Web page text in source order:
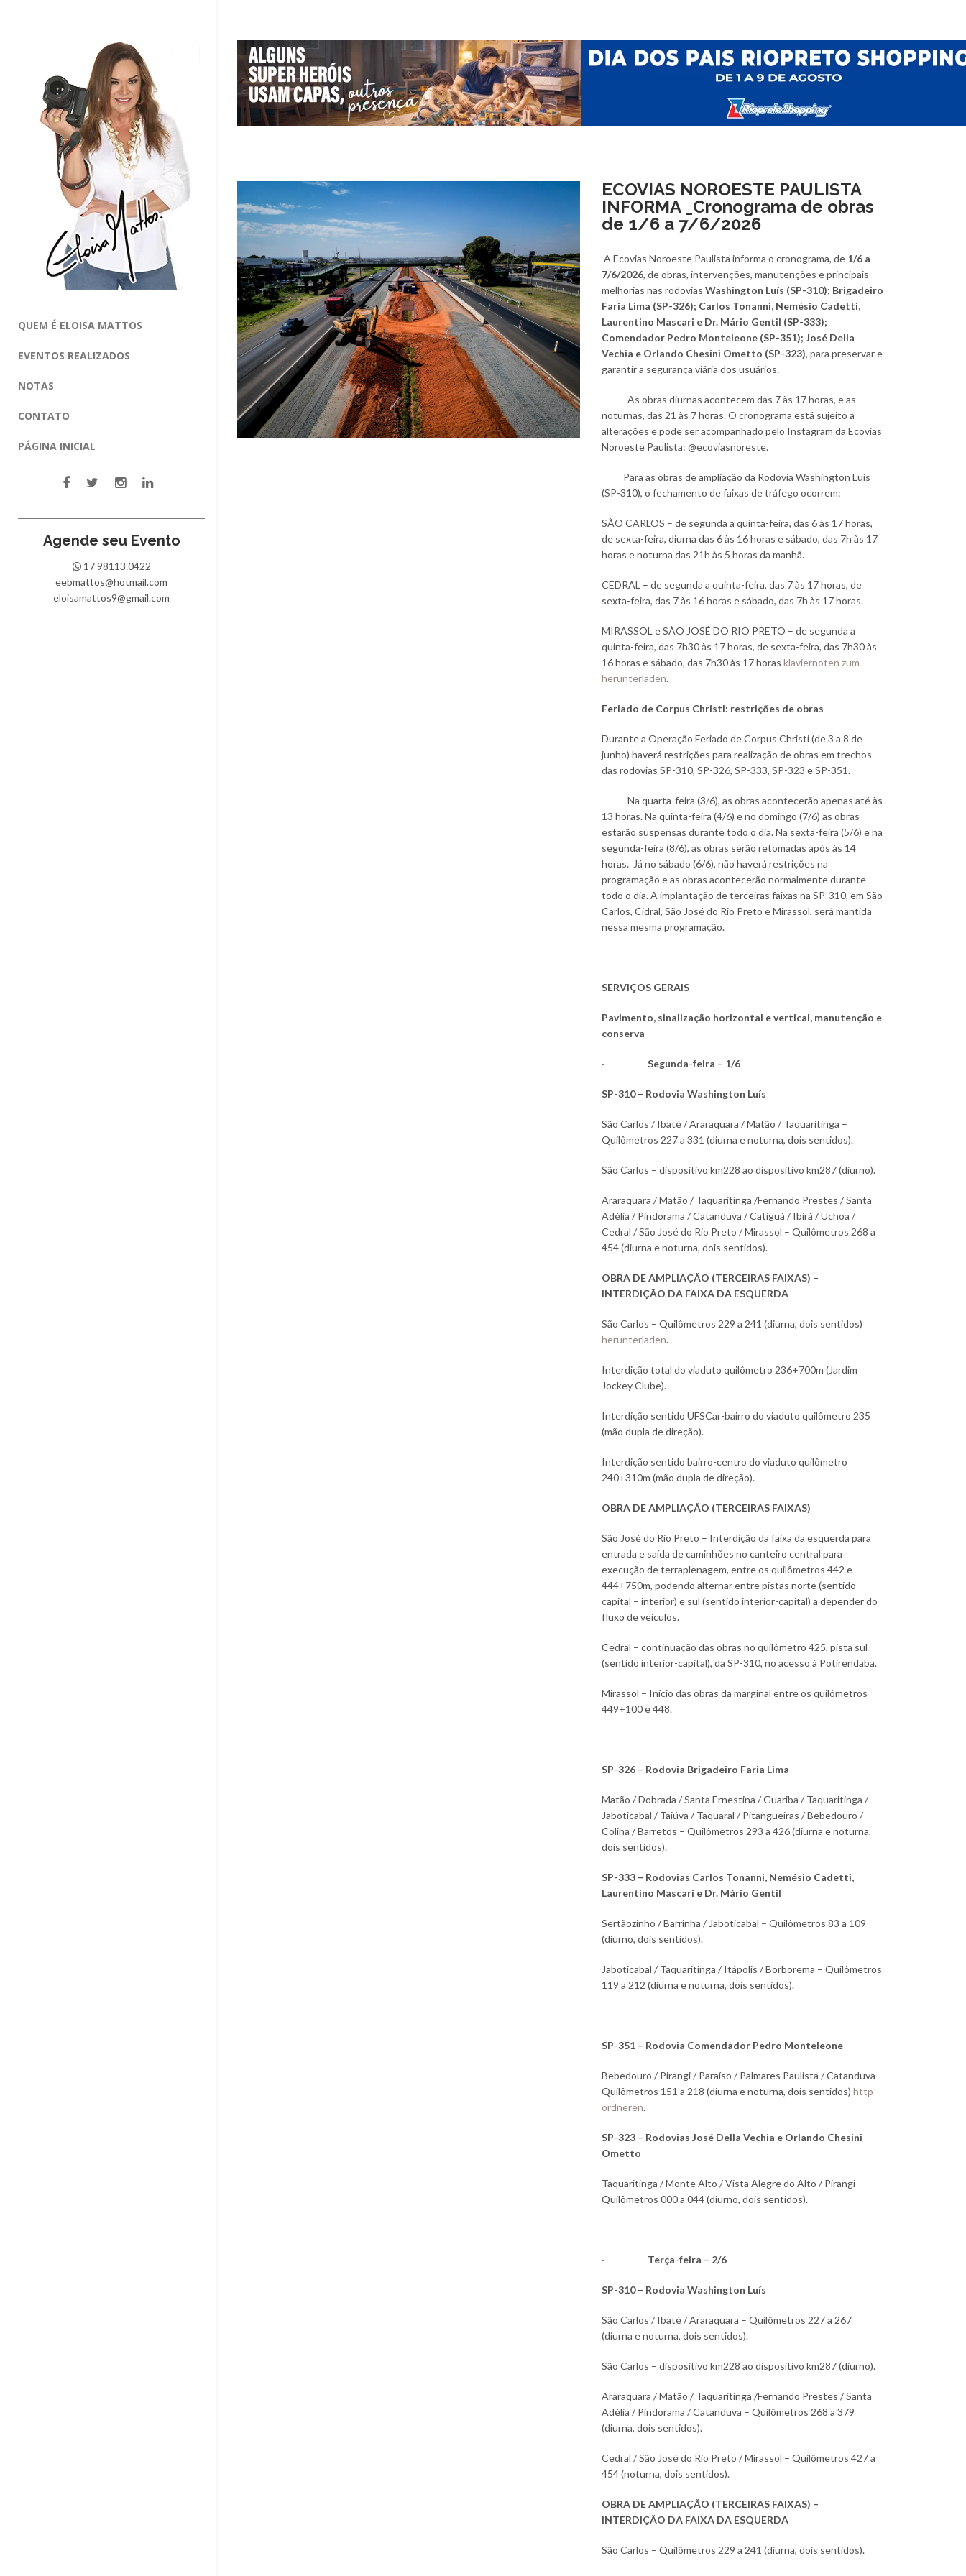
QUEM É ELOISA MATTOS
EVENTOS REALIZADOS
NOTAS
CONTATO
PÁGINA INICIAL
Agende seu Evento
17 98113.0422
eebmattos@hotmail.com
eloisamattos9@gmail.com
ECOVIAS NOROESTE PAULISTA
INFORMA _Cronograma de obras
de 1/6 a 7/6/2026
A Ecovias Noroeste Paulista informa o cronograma, de 1/6 a
7/6/2026, de obras, intervenções, manutenções e principais
melhorias nas rodovias Washington Luís (SP-310); Brigadeiro
Faria Lima (SP-326); Carlos Tonanni, Nemésio Cadetti,
Laurentino Mascari e Dr. Mário Gentil (SP-333);
Comendador Pedro Monteleone (SP-351); José Della
Vechia e Orlando Chesini Ometto (SP-323), para preservar e
garantir a segurança viária dos usuários.
As obras diurnas acontecem das 7 às 17 horas, e as
noturnas, das 21 às 7 horas. O cronograma está sujeito a
alterações e pode ser acompanhado pelo Instagram da Ecovias
Noroeste Paulista: @ecoviasnoreste.
Para as obras de ampliação da Rodovia Washington Luís
(SP-310), o fechamento de faixas de tráfego ocorrem:
SÃO CARLOS – de segunda a quinta-feira, das 6 às 17 horas,
de sexta-feira, diurna das 6 às 16 horas e sábado, das 7h às 17
horas e noturna das 21h às 5 horas da manhã.
CEDRAL – de segunda a quinta-feira, das 7 às 17 horas, de
sexta-feira, das 7 às 16 horas e sábado, das 7h às 17 horas.
MIRASSOL e SÃO JOSÉ DO RIO PRETO – de segunda a
quinta-feira, das 7h30 às 17 horas, de sexta-feira, das 7h30 às
16 horas e sábado, das 7h30 às 17 horas klaviernoten zum
herunterladen.
Feriado de Corpus Christi: restrições de obras
Durante a Operação Feriado de Corpus Christi (de 3 a 8 de
junho) haverá restrições para realização de obras em trechos
das rodovias SP-310, SP-326, SP-333, SP-323 e SP-351.
Na quarta-feira (3/6), as obras acontecerão apenas até às
13 horas. Na quinta-feira (4/6) e no domingo (7/6) as obras
estarão suspensas durante todo o dia. Na sexta-feira (5/6) e na
segunda-feira (8/6), as obras serão retomadas após às 14
horas. Já no sábado (6/6), não haverá restrições na
programação e as obras acontecerão normalmente durante
todo o dia. A implantação de terceiras faixas na SP-310, em São
Carlos, Cidral, São José do Rio Preto e Mirassol, será mantida
nessa mesma programação.
SERVIÇOS GERAIS
Pavimento, sinalização horizontal e vertical, manutenção e
conserva
· Segunda-feira – 1/6
SP-310 – Rodovia Washington Luís
São Carlos / Ibaté / Araraquara / Matão / Taquaritinga –
Quilômetros 227 a 331 (diurna e noturna, dois sentidos).
São Carlos – dispositivo km228 ao dispositivo km287 (diurno).
Araraquara / Matão / Taquaritinga /Fernando Prestes / Santa
Adélia / Pindorama / Catanduva / Catiguá / Ibirá / Uchoa /
Cedral / São José do Rio Preto / Mirassol – Quilômetros 268 a
454 (diurna e noturna, dois sentidos).
OBRA DE AMPLIAÇÃO (TERCEIRAS FAIXAS) –
INTERDIÇÃO DA FAIXA DA ESQUERDA
São Carlos – Quilômetros 229 a 241 (diurna, dois sentidos)
herunterladen.
Interdição total do viaduto quilômetro 236+700m (Jardim
Jockey Clube).
Interdição sentido UFSCar-bairro do viaduto quilômetro 235
(mão dupla de direção).
Interdição sentido bairro-centro do viaduto quilômetro
240+310m (mão dupla de direção).
OBRA DE AMPLIAÇÃO (TERCEIRAS FAIXAS)
São José do Rio Preto – Interdição da faixa da esquerda para
entrada e saída de caminhões no canteiro central para
execução de terraplenagem, entre os quilômetros 442 e
444+750m, podendo alternar entre pistas norte (sentido
capital – interior) e sul (sentido interior-capital) a depender do
fluxo de veículos.
Cedral – continuação das obras no quilômetro 425, pista sul
(sentido interior-capital), da SP-310, no acesso à Potirendaba.
Mirassol – Início das obras da marginal entre os quilômetros
449+100 e 448.
SP-326 – Rodovia Brigadeiro Faria Lima
Matão / Dobrada / Santa Ernestina / Guariba / Taquaritinga /
Jaboticabal / Taiúva / Taquaral / Pitangueiras / Bebedouro /
Colina / Barretos – Quilômetros 293 a 426 (diurna e noturna,
dois sentidos).
SP-333 – Rodovias Carlos Tonanni, Nemésio Cadetti,
Laurentino Mascari e Dr. Mário Gentil
Sertãozinho / Barrinha / Jaboticabal – Quilômetros 83 a 109
(diurno, dois sentidos).
Jaboticabal / Taquaritinga / Itápolis / Borborema – Quilômetros
119 a 212 (diurna e noturna, dois sentidos).
SP-351 – Rodovia Comendador Pedro Monteleone
Bebedouro / Pirangi / Paraíso / Palmares Paulista / Catanduva –
Quilômetros 151 a 218 (diurna e noturna, dois sentidos) http
ordneren.
SP-323 – Rodovias José Della Vechia e Orlando Chesini
Ometto
Taquaritinga / Monte Alto / Vista Alegre do Alto / Pirangi –
Quilômetros 000 a 044 (diurno, dois sentidos).
· Terça-feira – 2/6
SP-310 – Rodovia Washington Luís
São Carlos / Ibaté / Araraquara – Quilômetros 227 a 267
(diurna e noturna, dois sentidos).
São Carlos – dispositivo km228 ao dispositivo km287 (diurno).
Araraquara / Matão / Taquaritinga /Fernando Prestes / Santa
Adélia / Pindorama / Catanduva – Quilômetros 268 a 379
(diurna, dois sentidos).
Cedral / São José do Rio Preto / Mirassol – Quilômetros 427 a
454 (noturna, dois sentidos).
OBRA DE AMPLIAÇÃO (TERCEIRAS FAIXAS) –
INTERDIÇÃO DA FAIXA DA ESQUERDA
São Carlos – Quilômetros 229 a 241 (diurna, dois sentidos).